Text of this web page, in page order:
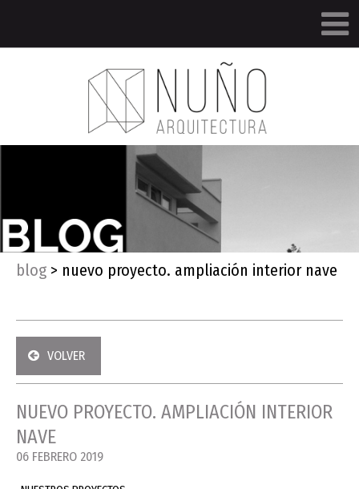
blog > nuevo proyecto. ampliación interior nave
VOLVER
NUEVO PROYECTO. AMPLIACIÓN INTERIOR
NAVE
06 FEBRERO 2019